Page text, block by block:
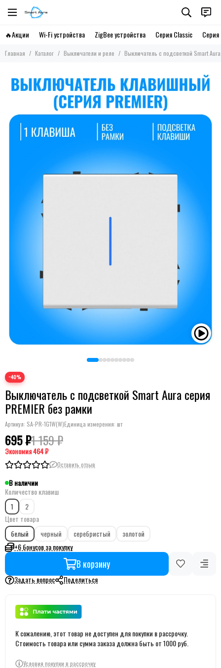
🔥Акции Wi-Fi устройства ZigBee устройства Серия Classic Серия
Главная Каталог Выключатели и реле Выключатель с подсветкой Smart
−40%
Выключатель с подсветкой Smart Aura серия
PREMIER без рамки
Артикул: SA-PR-1G1W(W)Единица измерения: шт
695 ₽1 159 ₽
Экономия464 ₽
Оставить отзыв
В наличии
Количество клавиш
1
2
Цвет товара
белый
черный серебристый
золотой
+6 бонусов за покупку
В корзину
Задать вопрос Поделиться
К сожалению, этот товар не доступен для покупки в рассрочку.
Стоимость товара или сумма заказа должна быть от 1000 руб.
Условия покупки в рассрочку